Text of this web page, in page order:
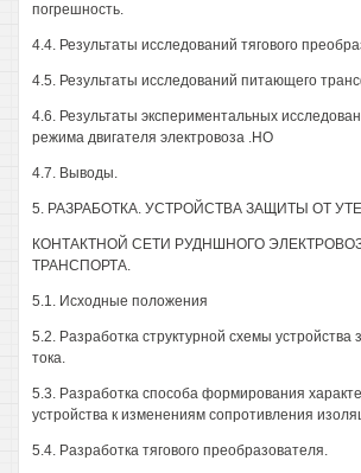
погрешность.
4.4. Результаты исследований тягового
4.5. Результаты исследований питающего
4.6. Результаты экспериментальных
режима двигателя электровоза .НО
4.7. Выводы.
5. РАЗРАБОТКА. УСТРОЙСТВА ЗАЩИТЫ ОТ
КОНТАКТНОЙ СЕТИ РУДНШНОГО
ТРАНСПОРТА.
5.1. Исходные положения
5.2. Разработка структурной схемы устройства
тока.
5.3. Разработка способа формирования
устройства к изменениям сопротивления
5.4. Разработка тягового преобразователя.